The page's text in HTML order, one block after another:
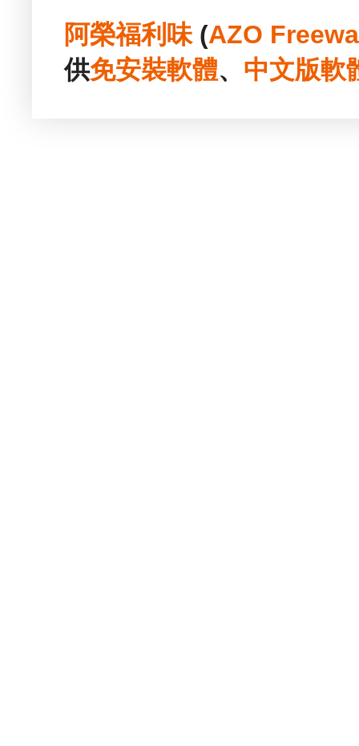
阿榮福利味(AZO
供免安裝軟體、 中文版軟